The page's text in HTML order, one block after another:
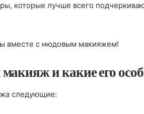
которые лучше всего
вместе с нюдовым макияжем!
и какие его
следующие: